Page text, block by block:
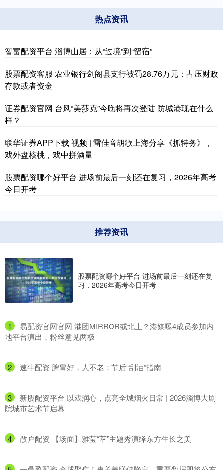
热点资讯
智富配资平台 淄博山居：从“过境”到“留宿”
股票配资客服 农业银行剑阁县支行被罚28.76万元：占压财政
存款或者资金
证券配资官网 台风“美莎克”今晚将再次登陆 防城港现在什么
样？
联华证券APP下载 视频 | 雷佳音胡歌上海分享《抓特务》，
戏外盘核桃，戏中拼酒量
股票配资哪个好平台 进场前最后一刻还在复习，2026年高考
今日开考
推荐资讯
股票配资哪个好平台 进场前最后一刻还在复
习，2026年高考今日开考
1
​易配资官网官网 港团MIRROR或北上？港媒曝4成员参加内
地平台演出，粉丝意见两极
2 ​速牛配资 脾胃好，人不老：节后“刮油”指南
3
​新股配资平台 以戏润心，点亮全城烟火日常 | 2026淄博大剧
院城市艺术节启幕
4 ​散户配资 【场面】雅莹“萃”主题秀演绎东方生长之美